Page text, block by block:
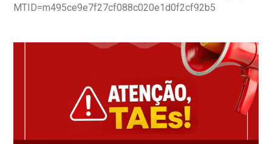
MTID=m495ce9e7f27cf088c020e1d0f2cf92b5